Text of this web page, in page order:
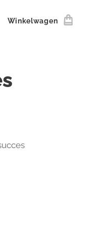
Winkelwagen